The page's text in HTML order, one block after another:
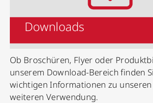
Downloads
Ob Broschüren, Flyer oder
unserem Download-Bereich finden
wichtigen Informationen zu
weiteren Verwendung.